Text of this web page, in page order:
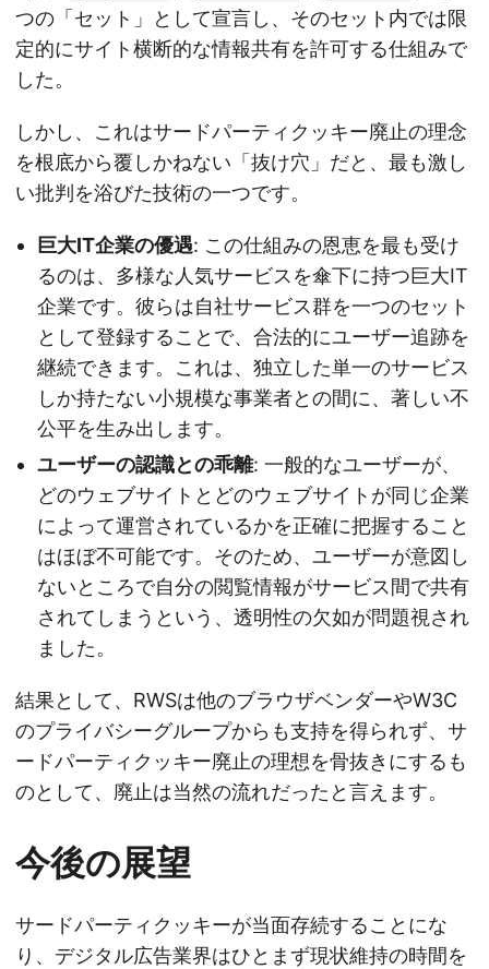
つの「セット」として宣言し、そのセット内では限
定的にサイト横断的な情報共有を許可する仕組みで
した。
しかし、これはサードパーティクッキー廃止の理念
を根底から覆しかねない「抜け穴」だと、最も激し
い批判を浴びた技術の一つです。
巨大IT企業の優遇: この仕組みの恩恵を最も受け
るのは、多様な人気サービスを傘下に持つ巨大IT
企業です。彼らは自社サービス群を一つのセット
として登録することで、合法的にユーザー追跡を
継続できます。これは、独立した単一のサービス
しか持たない小規模な事業者との間に、著しい不
公平を生み出します。
ユーザーの認識との乖離: 一般的なユーザーが、
どのウェブサイトとどのウェブサイトが同じ企業
によって運営されているかを正確に把握すること
はほぼ不可能です。そのため、ユーザーが意図し
ないところで自分の閲覧情報がサービス間で共有
されてしまうという、透明性の欠如が問題視され
ました。
結果として、RWSは他のブラウザベンダーやW3C
のプライバシーグループからも支持を得られず、サ
ードパーティクッキー廃止の理想を骨抜きにするも
のとして、廃止は当然の流れだったと言えます。
今後の展望
サードパーティクッキーが当面存続することにな
り、デジタル広告業界はひとまず現状維持の時間を